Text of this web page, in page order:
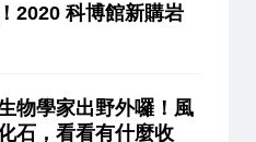
2020 科博館新購岩
物學家出野外囉！風
石，看看有什麼收